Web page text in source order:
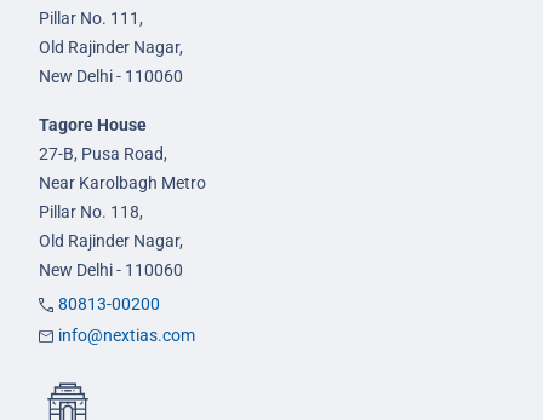
Pillar No. 111,
Old Rajinder Nagar,
New Delhi - 110060
Tagore House
27-B, Pusa Road,
Near Karolbagh Metro
Pillar No. 118,
Old Rajinder Nagar,
New Delhi - 110060
80813-00200
info@nextias.com